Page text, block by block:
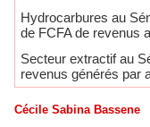
Hydrocarbures au
de FCFA de revenus
​Secteur extractif au
revenus générés par
Cécile Sabina Bassene